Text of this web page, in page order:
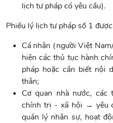
lịch tư pháp có yêu cầu).
Phiếu lý lịch tư pháp số 1
Cá nhân (người Việt
hiện các thủ tục hành
pháp hoặc cần biết nội
thân;
Cơ quan nhà nước,
chính trị - xã hội → yêu
quản lý nhân sự, hoạt